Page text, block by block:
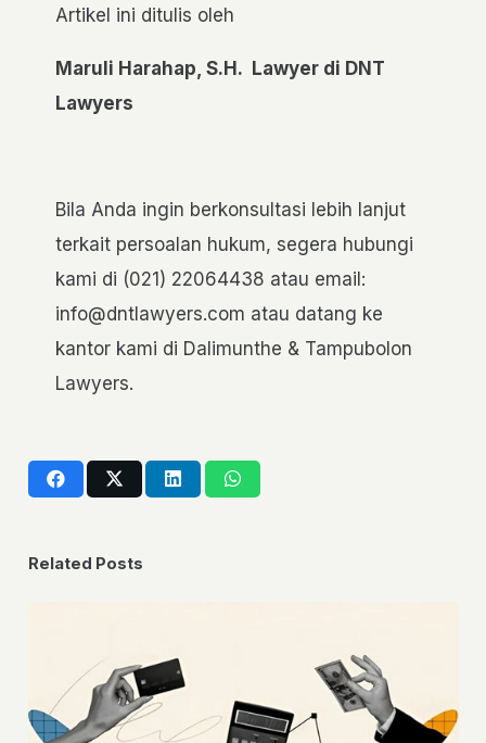
Artikel ini ditulis oleh
Maruli Harahap, S.H. Lawyer di DNT
Lawyers
Bila Anda ingin berkonsultasi lebih lanjut
terkait persoalan hukum, segera hubungi
kami di (021) 22064438 atau email:
info@dntlawyers.com atau datang ke
kantor kami di Dalimunthe & Tampubolon
Lawyers.
Related Posts